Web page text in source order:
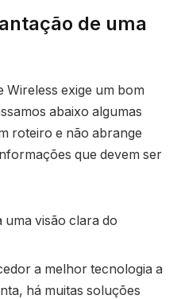
de uma
Wireless exige um bom
abaixo algumas
roteiro e não abrange
que devem ser
uma visão clara do
a melhor tecnologia a
há muitas soluções